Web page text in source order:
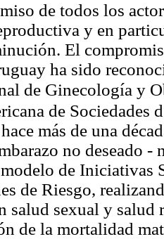
de todos los
y en
El
ha sido
de Ginecología y
de Sociedades
más de una
no deseado -
de Iniciativas
de Riesgo,
salud sexual y
de la mortalidad